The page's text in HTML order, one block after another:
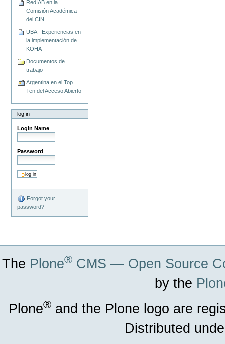
RedIAB en la
Comisión Académica
del CIN
UBA - Experiencias en
la implementación de
KOHA
Documentos de
trabajo
Argentina en el Top
Ten del Acceso Abierto
log in
Login Name
Password
Forgot your
password?
The Plone® CMS — Open Source
by the
Plone® and the Plone logo are
Distributed